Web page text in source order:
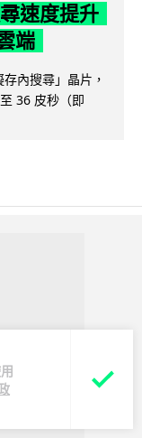
速度提升
端
內搜尋」晶片，
36 皮秒（即